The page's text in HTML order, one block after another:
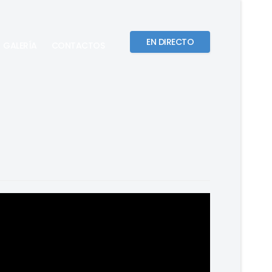
EN DIRECTO